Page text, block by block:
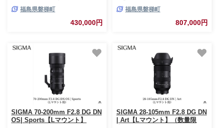
福島県磐梯町
430,000円
福島県磐梯町
807,000円
SIGMA 70-200mm F2.8 DG DN
OS| Sports【Lマウント】
SIGMA 28-105mm F2.8 DG DN
| Art【Lマウント】（数量限